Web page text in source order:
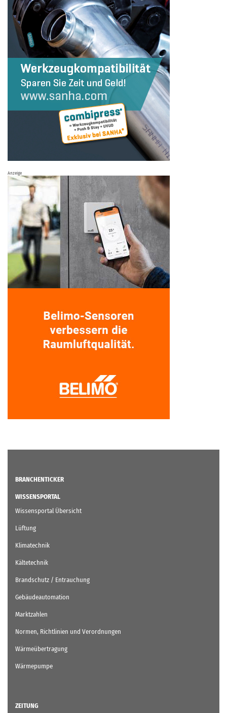
Anzeige
BRANCHENTICKER
WISSENSPORTAL
Wissensportal Übersicht
Lüftung
Klimatechnik
Kältetechnik
Brandschutz / Entrauchung
Gebäudeautomation
Marktzahlen
Normen, Richtlinien und Verordnungen
Wärmeübertragung
Wärmepumpe
ZEITUNG